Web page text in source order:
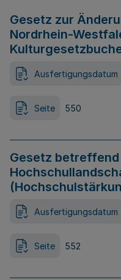
Gesetz zur
Nordrhein-
Ausfertigungsdatum
Seite 550
Gesetz
Ausfertigungsdatum
Seite 552